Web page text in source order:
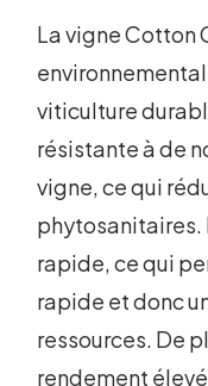
La vigne Cotton
viticulture
résistante à de
vigne, ce qui
phytosanitaires.
rapide, ce qui
rapide et donc
ressources. De
rendement